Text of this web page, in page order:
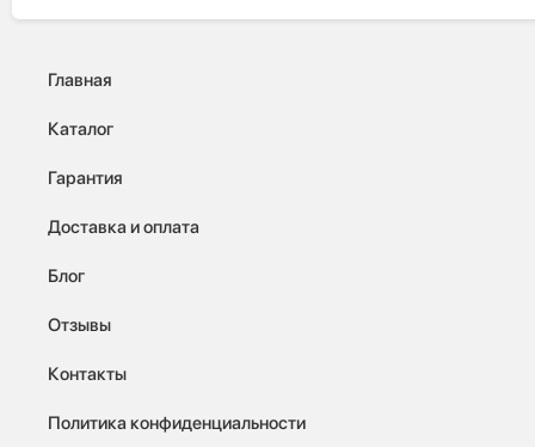
Главная
Каталог
Гарантия
Доставка и оплата
Блог
Отзывы
Контакты
Политика конфиденциальности